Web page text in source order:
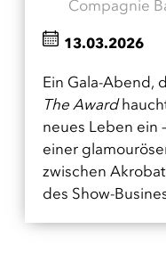
Compagnie
Ein Gala-Abend,
The Award
neues Leben ein
einer
zwischen
des Show-
13.03.2026